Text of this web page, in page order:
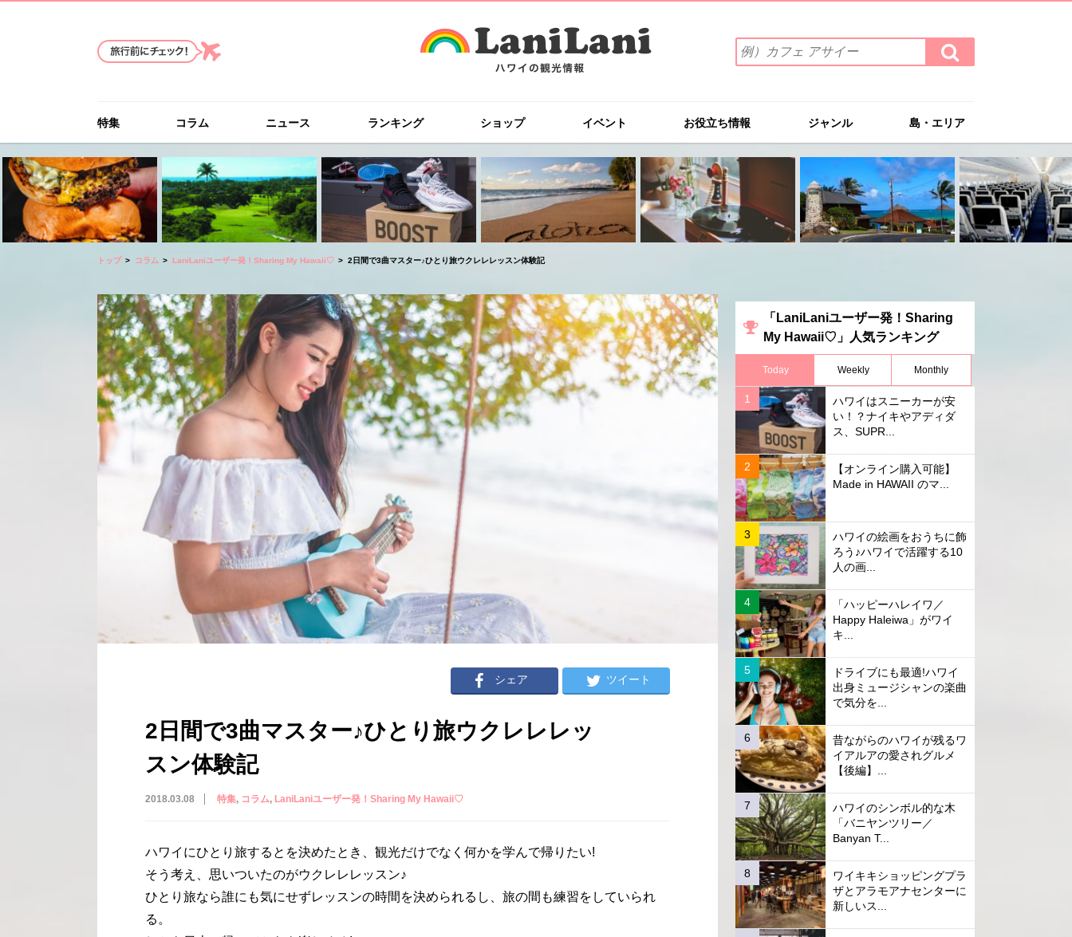
索
ワ
を
入
力
(例）
カ
フ
ェ
イ
ー
検
索
す
特集 コラム ニュース ランキング ショップ イベント お役立ち情報 ジャンル 島・エリア
トップ コラム LaniLaniユーザー発！Sharing My Hawaii♡ 2日間で3曲マスター♪ひとり旅ウクレレレッスン体験記
シェア ツイート
2日間で3曲マスター♪ひとり旅ウクレレレッ
スン体験記
2018.03.08 特集 コラム LaniLaniユーザー発！Sharing My Hawaii♡
ハワイにひとり旅するとを決めたとき、観光だけでなく何かを学んで帰りたい!
そう考え、思いついたのがウクレレレッスン♪
ひとり旅なら誰にも気にせずレッスンの時間を決められるし、旅の間も練習をしていられ
る。
「LaniLaniユーザー発！Sharing
My Hawaii♡」人気ランキング
Today Weekly Monthly
ハワイはスニーカーが安
い！？ナイキやアディダ
ス、SUPR...
【オンライン購入可能】
Made in HAWAII のマ...
ハワイの絵画をおうちに飾
ろう♪ハワイで活躍する10
人の画...
「ハッピーハレイワ／
Happy Haleiwa」がワイ
キ...
ドライブにも最適!ハワイ
出身ミュージシャンの楽曲
で気分を...
昔ながらのハワイが残るワ
イアルアの愛されグルメ
【後編】...
ハワイのシンボル的な木
「バニヤンツリー／
Banyan T...
ワイキキショッピングプラ
ザとアラモアナセンターに
新しいス...